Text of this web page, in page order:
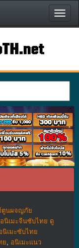
หน้า
แรก
ตูนผจญภัย
อนิเมะจีนซับไทย ดู
นิเมะซับไทย
ย
อนิเมะแนว